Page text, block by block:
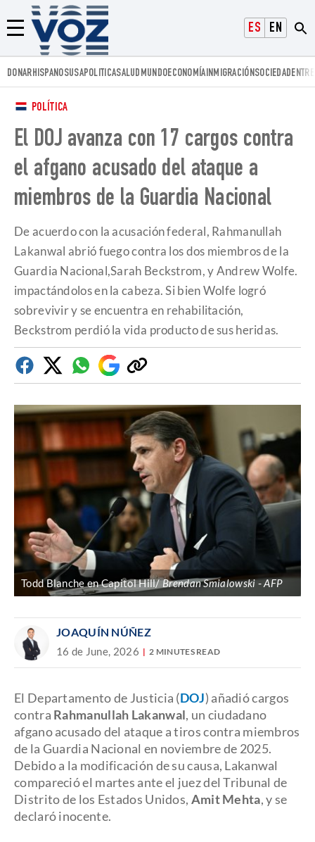
ESPAÑOLENGLISH
Menú
Voz.us
DONARHISPANOSUSAPOLITICASALUD MUNDOECONOMÍAINMIGRACIÓNSOCIEDAD
POLÍTICA
El DOJ avanza con 17 cargos contra
el afgano acusado del ataque a
miembros de la Guardia Nacional
De acuerdo con la acusación federal, Rahmanullah
Lakanwal abrió fuego contra los dos miembros de la
Guardia Nacional,Sarah Beckstrom, y Andrew Wolfe.
impactándolos en la cabeza. Si bien Wolfe logró
sobrevivir y se encuentra en rehabilitación,
Beckstrom perdió la vida producto de sus heridas.
FacebookTwitterWhatsapp
Google
Discover
Copiar
enlace
Todd Blanche en Capitol Hill/Brendan Smialowski AFP
JOAQUÍN NÚÑEZ
16 de June, 2026 2 MINUTES READ
El Departamento de Justicia (DOJ) añadió cargos
contra Rahmanullah Lakanwal, un ciudadano
afgano acusado del ataque a tiros contra miembros
de la Guardia Nacional en noviembre de 2025.
Debido a la modificación de su causa, Lakanwal
compareció el martes ante el juez del Tribunal de
Distrito de los Estados Unidos, Amit Mehta, y se
declaró inocente.